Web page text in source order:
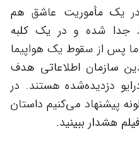
که در یک مأموریت عاشق هم
جدا شده و در یک کلبه
پس از سقوط یک هواپیما
سازمان اطلاعاتی هدف
دزدیده‌شده هستند. در
پیشنهاد می‌کنیم داستان